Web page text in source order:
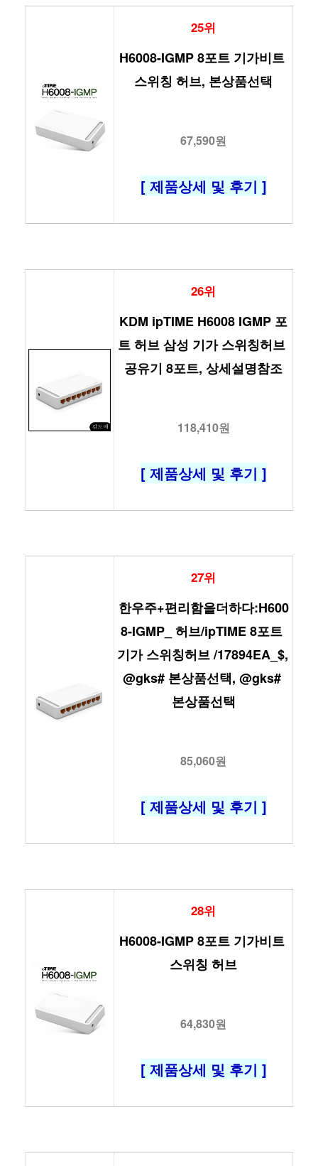
25위
H6008-IGMP 8포트 기가비트
스위칭 허브, 본상품선택
67,590원
[ 제품상세 및 후기 ]
26위
KDM ipTIME H6008 IGMP 포
트 허브 삼성 기가 스위칭허브
공유기 8포트, 상세설명참조
118,410원
[ 제품상세 및 후기 ]
27위
한우주+편리함을더하다:H600
8-IGMP_ 허브/ipTIME 8포트
기가 스위칭허브 /17894EA_$,
@gks# 본상품선택, @gks#
본상품선택
85,060원
[ 제품상세 및 후기 ]
28위
H6008-IGMP 8포트 기가비트
스위칭 허브
64,830원
[ 제품상세 및 후기 ]